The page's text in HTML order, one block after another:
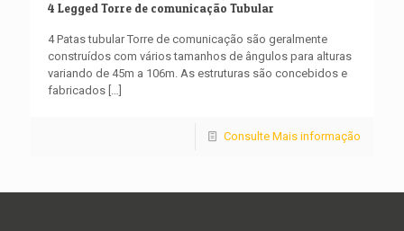
4 Legged Torre de comunicação Tubular
4 Patas tubular Torre de comunicação são geralmente
construídos com vários tamanhos de ângulos para alturas
variando de 45m a 106m. As estruturas são concebidos e
fabricados […]
Consulte Mais informação